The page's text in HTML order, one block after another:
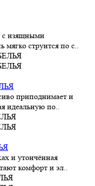
с изящными
струится по с..
приподнимает и
идеальную по..
и утончённая
комфорт и эл..